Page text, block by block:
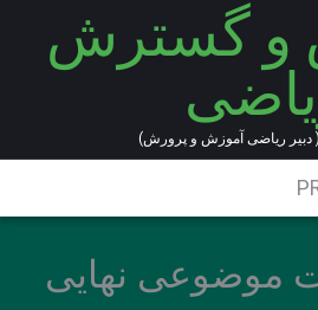
و گسترش
دبیر ریاضی آموزش و پرورش)
موضوعی نهایی